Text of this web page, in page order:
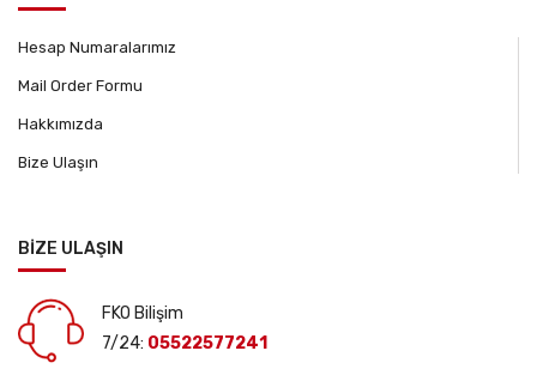
Hesap Numaralarımız
Mail Order Formu
Hakkımızda
Bize Ulaşın
BİZE ULAŞIN
FKO Bilişim
7/24: 05522577241